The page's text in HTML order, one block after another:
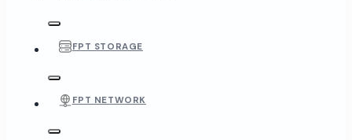
FPT STORAGE
FPT NETWORK